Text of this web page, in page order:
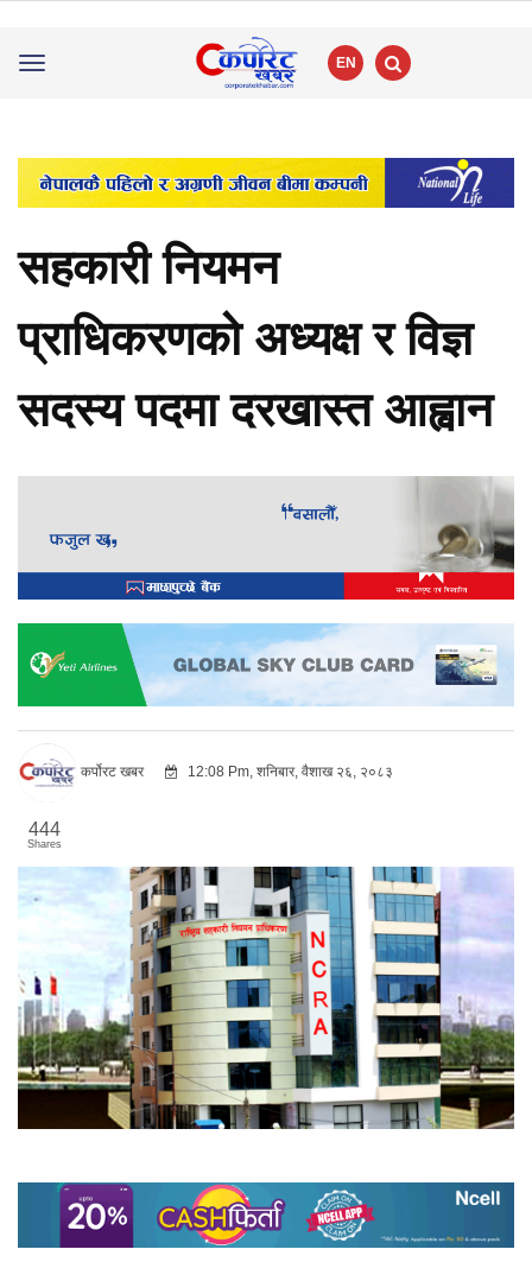
Toggle
EN
सहकारी नियमन
प्राधिकरणको अध्यक्ष र विज्ञ
सदस्य पदमा दरखास्त आह्वान
कर्पोरट खबर 12:08 Pm, शनिबार, वैशाख २६, २०८३
444
Shares